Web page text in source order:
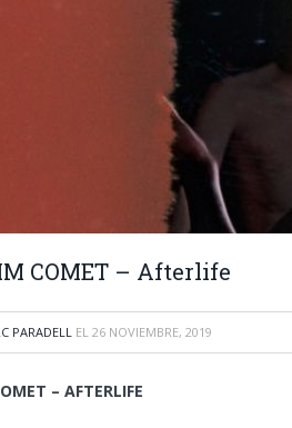
COMET – Afterlife
PARADELL EL 26 NOVIEMBRE, 2019
– AFTERLIFE